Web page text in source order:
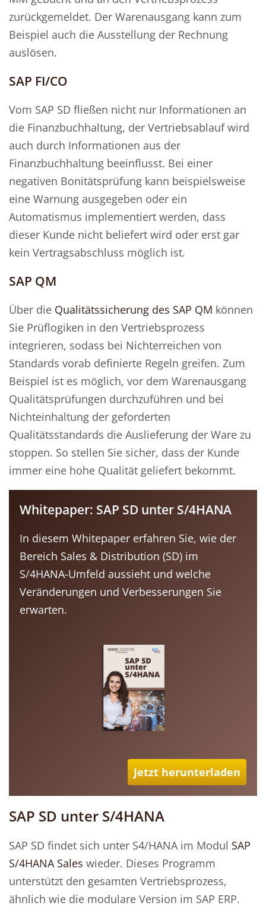
zurückgemeldet. Der Warenausgang kann zum
Beispiel auch die Ausstellung der Rechnung
auslösen.
SAP FI/CO
Vom SAP SD fließen nicht nur Informationen an
die Finanzbuchhaltung, der Vertriebsablauf wird
auch durch Informationen aus der
Finanzbuchhaltung beeinflusst. Bei einer
negativen Bonitätsprüfung kann beispielsweise
eine Warnung ausgegeben oder ein
Automatismus implementiert werden, dass
dieser Kunde nicht beliefert wird oder erst gar
kein Vertragsabschluss möglich ist.
SAP QM
Über die Qualitätssicherung des SAP QM können
Sie Prüflogiken in den Vertriebsprozess
integrieren, sodass bei Nichterreichen von
Standards vorab definierte Regeln greifen. Zum
Beispiel ist es möglich, vor dem Warenausgang
Qualitätsprüfungen durchzuführen und bei
Nichteinhaltung der geforderten
Qualitätsstandards die Auslieferung der Ware zu
stoppen. So stellen Sie sicher, dass der Kunde
immer eine hohe Qualität geliefert bekommt.
Whitepaper: SAP SD unter S/4HANA
In diesem Whitepaper erfahren Sie, wie der
Bereich Sales & Distribution (SD) im
S/4HANA-Umfeld aussieht und welche
Veränderungen und Verbesserungen Sie
erwarten.
Jetzt herunterladen
SAP SD unter S/4HANA
SAP SD findet sich unter S4/HANA im Modul SAP
S/4HANA Sales wieder. Dieses Programm
unterstützt den gesamten Vertriebsprozess,
ähnlich wie die modulare Version im SAP ERP.